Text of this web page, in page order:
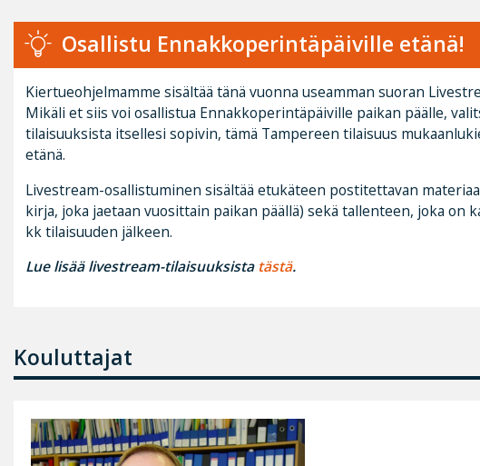
Osallistu Ennakkoperintäpäiville etänä!
Kiertueohjelmamme sisältää tänä vuonna useamman suoran
Mikäli et siis voi osallistua Ennakkoperintäpäiville paikan päälle,
tilaisuuksista itsellesi sopivin, tämä Tampereen tilaisuus
etänä.
Livestream-osallistuminen sisältää etukäteen postitettavan
kirja, joka jaetaan vuosittain paikan päällä) sekä tallenteen, joka on
kk tilaisuuden jälkeen.
Lue lisää livestream-tilaisuuksista tästä.
Kouluttajat